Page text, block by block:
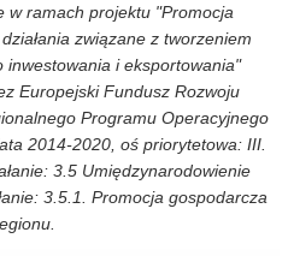
w ramach projektu "Promocja
związane z tworzeniem
inwestowania i eksportowania"
Europejski Fundusz Rozwoju
Programu Operacyjnego
2014-2020, oś priorytetowa: III.
3.5 Umiędzynarodowienie
3.5.1. Promocja gospodarcza